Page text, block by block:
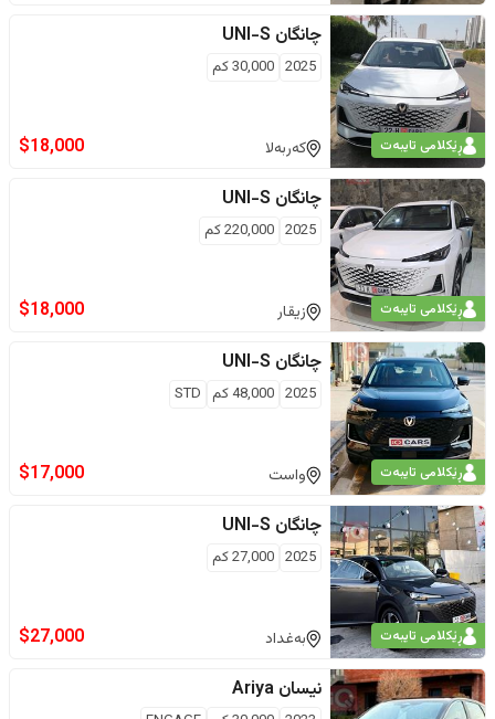
ڕێکلامی تایبەت
چانگان UNI-S
2025
30,000كم
کەربەلا $18,000
ڕێکلامی تایبەت
چانگان UNI-S
2025
220,000كم
زیقار $18,000
ڕێکلامی تایبەت
چانگان UNI-S
2025
48,000كم STD
واست $17,000
ڕێکلامی تایبەت
چانگان UNI-S
2025
27,000كم
بەغداد $27,000
نیسان Ariya